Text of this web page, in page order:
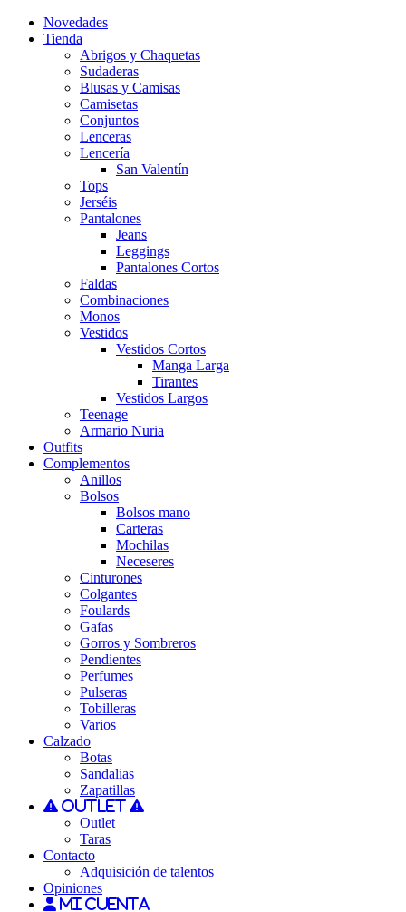
Novedades
Tienda
Abrigos y Chaquetas
Sudaderas
Blusas y Camisas
Camisetas
Conjuntos
Lenceras
Lencería
San Valentín
Tops
Jerséis
Pantalones
Jeans
Leggings
Pantalones Cortos
Faldas
Combinaciones
Monos
Vestidos
Vestidos Cortos
Manga Larga
Tirantes
Vestidos Largos
Teenage
Armario Nuria
Outfits
Complementos
Anillos
Bolsos
Bolsos mano
Carteras
Mochilas
Neceseres
Cinturones
Colgantes
Foulards
Gafas
Gorros y Sombreros
Pendientes
Perfumes
Pulseras
Tobilleras
Varios
Calzado
Botas
Sandalias
Zapatillas
Outlet
Outlet
Taras
Contacto
Adquisición de talentos
Opiniones
Mi cuenta